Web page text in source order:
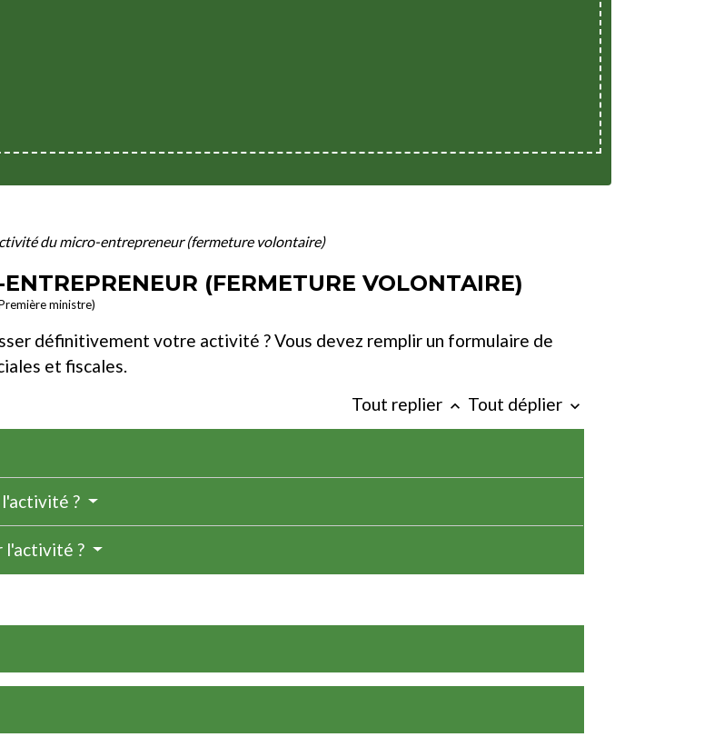
du micro-entrepreneur (fermeture volontaire)
(FERMETURE VOLONTAIRE)
ministre)
définitivement votre activité ? Vous devez remplir un formulaire de
et fiscales.
Tout replier keyboard_arrow_up Tout déplier keyboard_arrow_down
?
l'activité ?